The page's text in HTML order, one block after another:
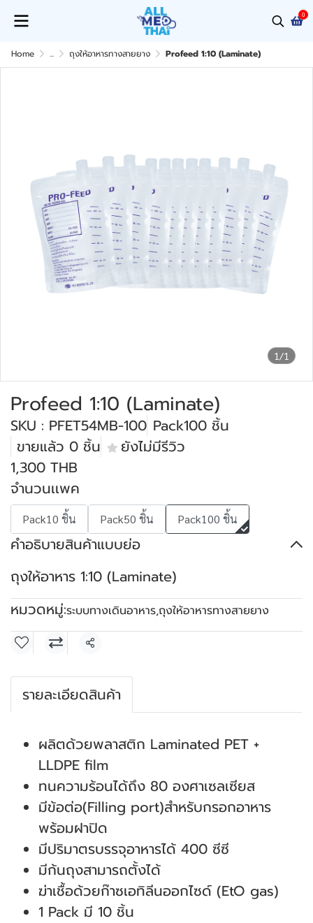
0
Home ... ถุงให้อาหารทางสายยาง Profeed 1:10 (Laminate)
1/1
Profeed 1:10 (Laminate)
SKU : PFET54MB-100 Pack100 ชิ้น
ขายแล้ว 0 ชิ้น
ยังไม่มีรีวิว
1,300 THB
จำนวนเเพค
Pack10 ชิ้น Pack50 ชิ้น Pack100 ชิ้น
คำอธิบายสินค้าแบบย่อ
ถุงให้อาหาร 1:10 (Laminate)
หมวดหมู่:ระบบทางเดินอาหาร,ถุงให้อาหารทางสายยาง
แชร์
รายละเอียดสินค้า
ผลิตด้วยพลาสติก Laminated PET +
LLDPE film
ทนความร้อนได้ถึง 80 องศาเซลเซียส
มีข้อต่อ(Filling port)สำหรับกรอกอาหาร
พร้อมฝาปิด
มีปริมาตรบรรจุอาหารได้ 400 ซีซี
มีก้นถุงสามารถตั้งได้
ฆ่าเชื้อด้วยก๊าซเอทิลีนออกไซด์ (EtO gas)
1 Pack มี 10 ชิ้น